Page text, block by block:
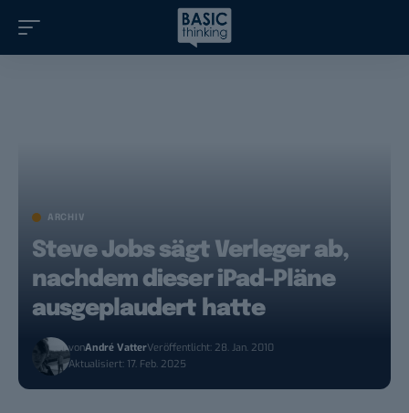
ARCHIV
Steve Jobs sägt Verleger ab,
nachdem dieser iPad-Pläne
ausgeplaudert hatte
vonAndré VatterVeröffentlicht: 28. Jan. 2010
Aktualisiert: 17. Feb. 2025